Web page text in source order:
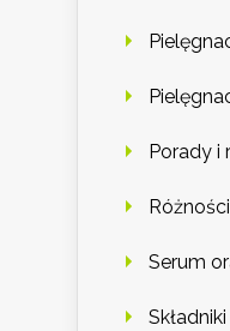
Porady i
Różności
Serum